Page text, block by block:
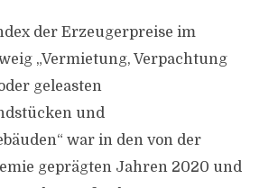
der Erzeugerpreise im
„Vermietung, Verpachtung
geleasten
und
war in den von der
geprägten Jahren 2020 und